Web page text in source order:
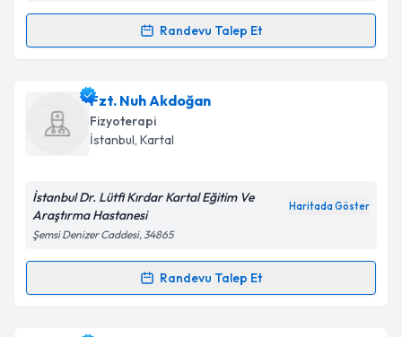
Randevu Talep Et
Randevu Takvimi Talebi
Fzt. Çiğdem İnkayaiçin randevu takvimi talebi
oluşturun. Size bu uzmandan randevu almanız için bir
takvim hazırlandığında e-posta ile bilgilendireceğiz.
Kişisel verilerimin işlenmesine ilişkinAydınlatma
'ni okudum ve kişisel verilerimin belirtilen
kapsamda işlenmesini kabul ediyorum.
Fzt. Nuh Akdoğan
Fizyoterapi
İstanbul, Kartal
İstanbul Dr. Lütfi Kırdar Kartal Eğitim Ve
Araştırma Hastanesi
Haritada Göster
Şemsi Denizer Caddesi, 34865
Randevu Talep Et
Randevu Takvimi Talebi